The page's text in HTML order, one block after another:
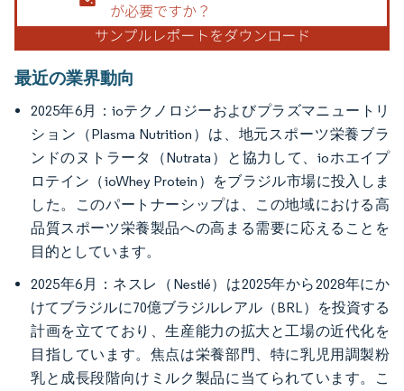
最近の業界動向
2025年6月：ioテクノロジーおよびプラズマニュートリ
ション（Plasma Nutrition）は、地元スポーツ栄養ブラ
ンドのヌトラータ（Nutrata）と協力して、ioホエイプ
ロテイン（ioWhey Protein）をブラジル市場に投入しま
した。このパートナーシップは、この地域における高
品質スポーツ栄養製品への高まる需要に応えることを
目的としています。
2025年6月：ネスレ（Nestlé）は2025年から2028年にか
けてブラジルに70億ブラジルレアル（BRL）を投資する
計画を立てており、生産能力の拡大と工場の近代化を
目指しています。焦点は栄養部門、特に乳児用調製粉
乳と成長段階向けミルク製品に当てられています。こ